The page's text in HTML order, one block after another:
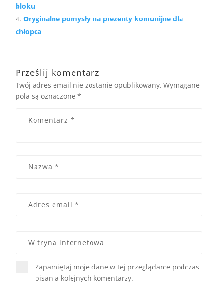
bloku
Oryginalne pomysły na prezenty komunijne dla
chłopca
Prześlij komentarz
Twój adres email nie zostanie opublikowany. Wymagane
pola są oznaczone*
Zapamiętaj moje dane w tej przeglądarce podczas
pisania kolejnych komentarzy.